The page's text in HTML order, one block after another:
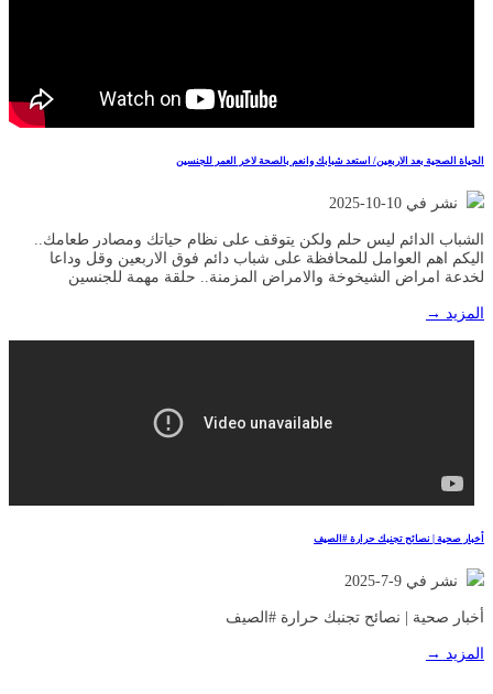
الحياة الصحية بعد الاربعين/ استعد شبابك وانعم بالصحة لاخر العمر للجنسين
نشر في 10-10-2025
الشباب الدائم ليس حلم ولكن يتوقف على نظام حياتك ومصادر طعامك..
اليكم اهم العوامل للمحافظة على شباب دائم فوق الاربعين وقل وداعا
لخدعة امراض الشيخوخة والامراض المزمنة.. حلقة مهمة للجنسين
المزيد →
أخبار صحية | نصائح تجنبك حرارة #الصيف
نشر في 9-7-2025
أخبار صحية | نصائح تجنبك حرارة #الصيف
المزيد →